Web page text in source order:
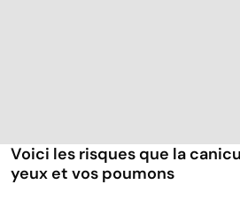
Voici les risques que la
yeux et vos poumons